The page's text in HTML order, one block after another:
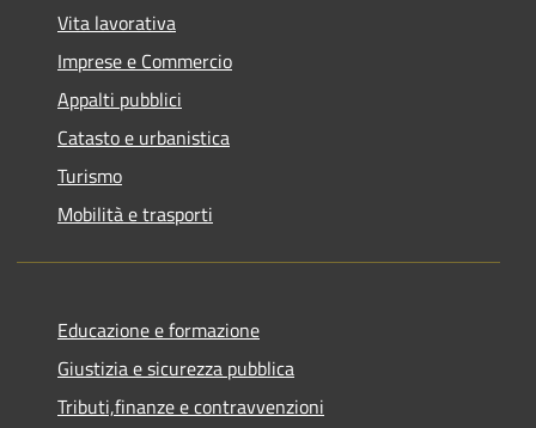
Vita lavorativa
Imprese e Commercio
Appalti pubblici
Catasto e urbanistica
Turismo
Mobilità e trasporti
Educazione e formazione
Giustizia e sicurezza pubblica
Tributi,finanze e contravvenzioni